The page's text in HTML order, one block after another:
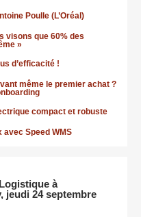
Poulle (L’Oréal)
visons que 60% des
»
d’efficacité !
même le premier achat ?
compact et robuste
Speed WMS
à
jeudi 24 septembre